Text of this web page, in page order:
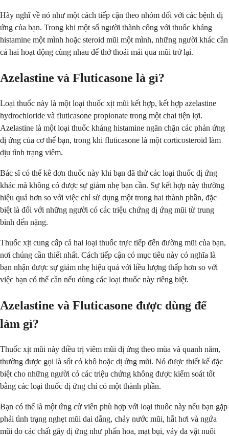
Hãy nghĩ về nó như một cách tiếp cận theo nhóm đối với các bệnh dị
ứng của bạn. Trong khi một số người thành công với thuốc kháng
histamine một mình hoặc steroid mũi một mình, những người khác cần
cả hai hoạt động cùng nhau để thở thoải mái qua mũi trở lại.
Azelastine và Fluticasone là gì?
Loại thuốc này là một loại thuốc xịt mũi kết hợp, kết hợp azelastine
hydrochloride và fluticasone propionate trong một chai tiện lợi.
Azelastine là một loại thuốc kháng histamine ngăn chặn các phản ứng
dị ứng của cơ thể bạn, trong khi fluticasone là một corticosteroid làm
dịu tình trạng viêm.
Bác sĩ có thể kê đơn thuốc này khi bạn đã thử các loại thuốc dị ứng
khác mà không có được sự giảm nhẹ bạn cần. Sự kết hợp này thường
hiệu quả hơn so với việc chỉ sử dụng một trong hai thành phần, đặc
biệt là đối với những người có các triệu chứng dị ứng mũi từ trung
bình đến nặng.
Thuốc xịt cung cấp cả hai loại thuốc trực tiếp đến đường mũi của bạn,
nơi chúng cần thiết nhất. Cách tiếp cận có mục tiêu này có nghĩa là
bạn nhận được sự giảm nhẹ hiệu quả với liều lượng thấp hơn so với
việc bạn có thể cần nếu dùng các loại thuốc này riêng biệt.
Azelastine và Fluticasone được dùng để
làm gì?
Thuốc xịt mũi này điều trị viêm mũi dị ứng theo mùa và quanh năm,
thường được gọi là sốt cỏ khô hoặc dị ứng mũi. Nó được thiết kế đặc
biệt cho những người có các triệu chứng không được kiểm soát tốt
bằng các loại thuốc dị ứng chỉ có một thành phần.
Bạn có thể là một ứng cử viên phù hợp với loại thuốc này nếu bạn gặp
phải tình trạng nghẹt mũi dai dẳng, chảy nước mũi, hắt hơi và ngứa
mũi do các chất gây dị ứng như phấn hoa, mạt bụi, vảy da vật nuôi